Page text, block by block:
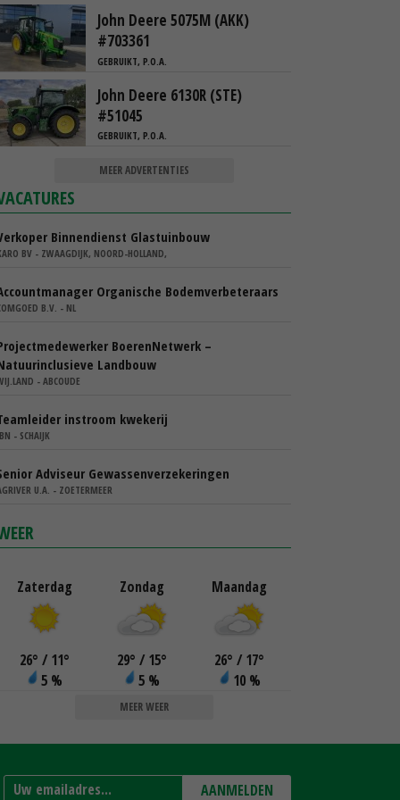
John Deere 5075M (AKK)
#703361
GEBRUIKT, P.O.A.
John Deere 6130R (STE)
#51045
GEBRUIKT, P.O.A.
MEER ADVERTENTIES
Binnendienst Glastuinbouw
BV - ZWAAGDIJK, NOORD-HOLLAND,
Organische Bodemverbeteraars
B.V. - NL
BoerenNetwerk –
Landbouw
- ABCOUDE
instroom kwekerij
- SCHAIJK
Adviseur Gewassenverzekeringen
U.A. - ZOETERMEER
Zaterdag
26° / 11°
5 %
Zondag
29° / 15°
5 %
Maandag
26° / 17°
10 %
MEER WEER
AANMELDEN